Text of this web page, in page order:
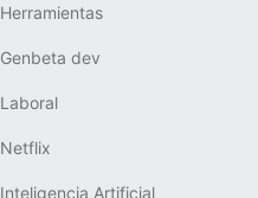
Herramientas
Genbeta dev
Laboral
Netflix
Inteligencia Artificial